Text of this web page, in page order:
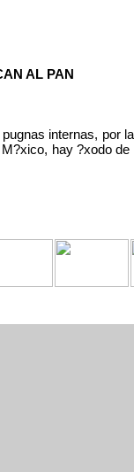
AL PAN
internas, por
hay ?xodo de